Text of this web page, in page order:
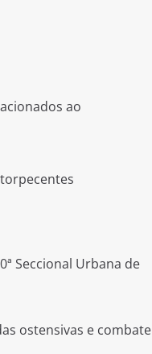
ao
Seccional Urbana de
ostensivas e combate